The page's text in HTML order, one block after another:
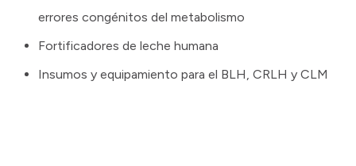
errores congénitos del metabolismo
Fortificadores de leche humana
Insumos y equipamiento para el BLH, CRLH y CLM